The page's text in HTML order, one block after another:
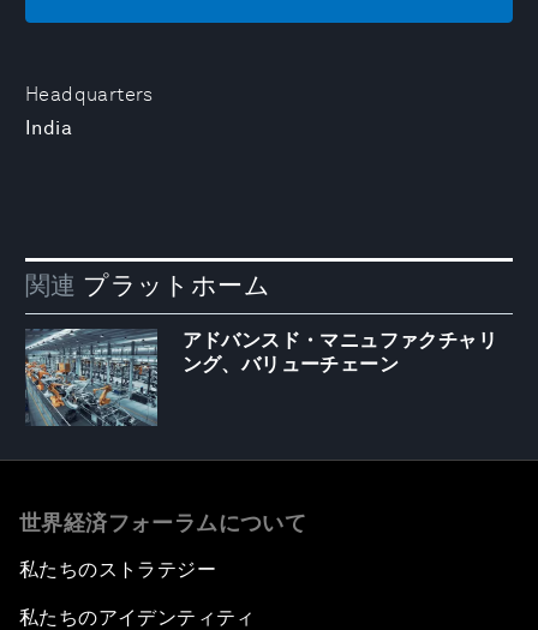
Headquarters
India
関連 プラットホーム
アドバンスド・マニュファクチャリ
ング、バリューチェーン
世界経済フォーラムについて
私たちのストラテジー
私たちのアイデンティティ